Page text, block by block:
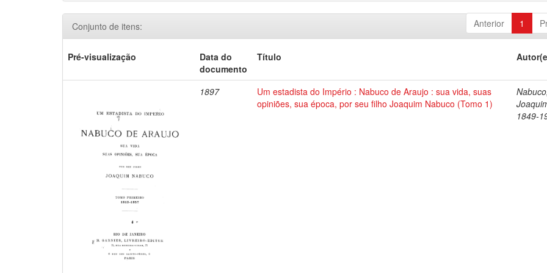
Anterior 1
Conjunto de itens:
Pré-visualização
Data do
documento
Título
1897
Um estadista do Império : Nabuco de Araujo : sua vida, suas
opiniões, sua época, por seu filho Joaquim Nabuco (Tomo 1)
Nabuco,
1849-